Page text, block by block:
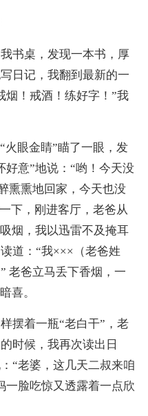
桌，发现一本书，厚
日记，我翻到最新的一
烟！戒酒！练好字！”我
眼金睛”瞄了一眼，发
好意”地说：“哟！今天没
熏熏地回家，今天也没
下，刚进客厅，老爸从
烟，我以迅雷不及掩耳
道：“我×××（老爸姓
爸立马丢下香烟，一
喜。
着一瓶“老白干”，老
时候，我再次读出日
“老婆，这几天二叔来咱
一脸吃惊又透露着一点欣